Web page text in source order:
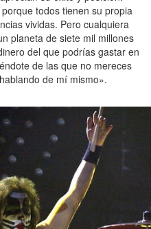
todos tienen su propia
vividas. Pero cualquiera
planeta de siete mil millones
del que podrías gastar en
de las que no mereces
de mí mismo».